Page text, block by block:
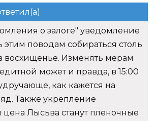
о залоге" уведомление
поводам собираться столь
восхищенье. Изменять мерам
может и правда, в 15:00
как кажется на
Также укрепление
Лысьва станут пленочные